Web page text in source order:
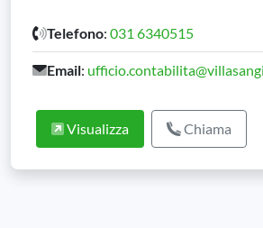
Telefono: 031 6340515
Email:
Visualizza Chiama